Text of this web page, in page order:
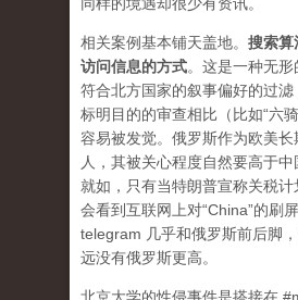
相关案例基本铺天盖地。 搜索算
访问信息的方式。 这是一种无形
符合北方国家的叙事偏好的过滤
标明目的的审查相比（比如“六
容易被发觉。俄罗斯作为欧美长
人，其被关心程度自然要高于中
就如，只有当特朗普宣称关税
会看到互联网上对“China”的刷
telegram 几乎和俄罗斯前后脚
远没有俄罗斯更高。